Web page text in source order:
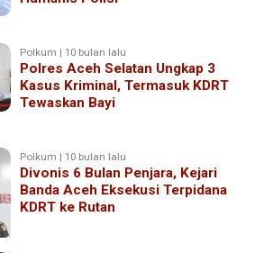
Polkum | 10 bulan lalu
Polres Aceh Selatan Ungkap 3
Kasus Kriminal, Termasuk KDRT
Tewaskan Bayi
Polkum | 10 bulan lalu
Divonis 6 Bulan Penjara, Kejari
Banda Aceh Eksekusi Terpidana
KDRT ke Rutan